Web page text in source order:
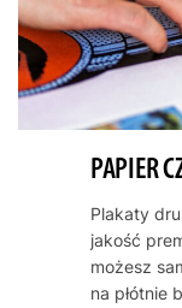
PAPIER
Plakaty
jakość
możesz
na płótnie